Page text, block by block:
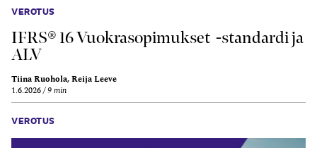
VEROTUS
IFRS® 16 Vuokrasopimukset -standardi ja
ALV
Tiina Ruohola, Reija Leeve
1.6.2026 9 min
VEROTUS